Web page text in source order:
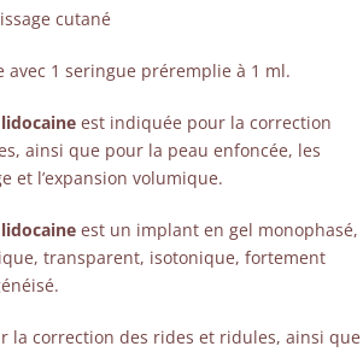
cutané
avec 1 seringue préremplie à 1 ml.
est indiquée pour la correction
ainsi que pour la peau enfoncée, les
et l’expansion volumique.
est un implant en gel monophasé,
transparent, isotonique, fortement
la correction des rides et ridules, ainsi que